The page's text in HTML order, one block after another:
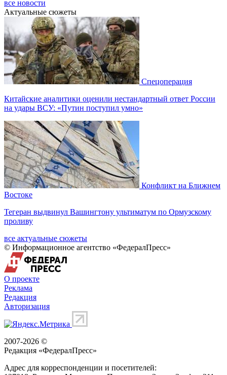
все новости
Актуальные сюжеты
Спецоперация
Китайские аналитики оценили нестандартный ответ России
на удары ВСУ: «Путин поступил умно»
Конфликт на Ближнем
Востоке
Тегеран выдвинул Вашингтону ультиматум по Ормузскому
проливу
все актуальные сюжеты
© Информационное агентство «ФедералПресс»
О проекте
Реклама
Редакция
Авторизация
2007-2026 ©
Редакция «ФедералПресс»
Адрес для корреспонденции и посетителей: